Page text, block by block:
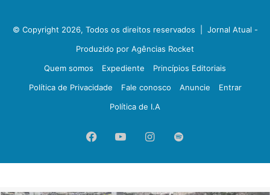
© Copyright 2026, Todos os direitos reservados | Jornal Atual -
Produzido por Agências Rocket
Quem somos
Expediente
Princípios Editoriais
Política de Privacidade
Fale conosco Anuncie
Entrar
Política de I.A
FacebookYouTubeInstagram
Spotify